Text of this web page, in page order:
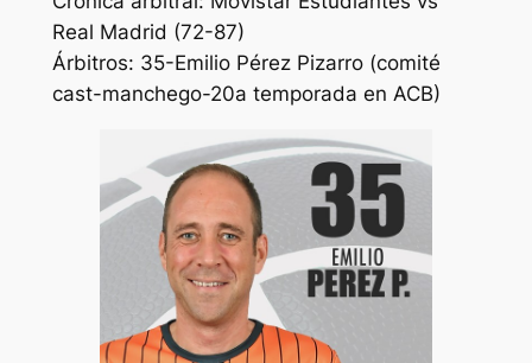
Real Madrid (72-87)
Árbitros: 35-Emilio Pérez Pizarro (comité
cast-manchego-20a temporada en ACB)